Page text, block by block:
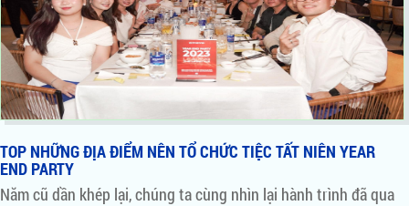
TOP NHỮNG ĐỊA ĐIỂM NÊN TỔ CHỨC TIỆC TẤT NIÊN YEAR
END PARTY
Năm cũ dần khép lại, chúng ta cùng nhìn lại hành trình đã qua